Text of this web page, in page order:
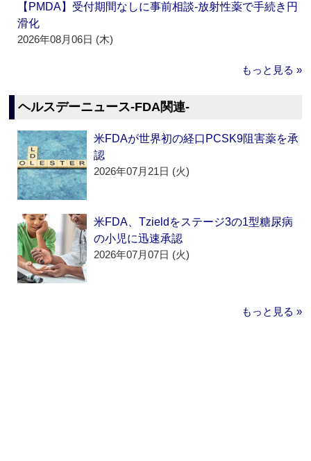
【PMDA】受付期間なしに事前相談‐放射性薬で手続き円
滑化
2026年08月06日 (木)
もっと見る »
ヘルスデーニュース‐FDA関連‐
米FDAが世界初の経口PCSK9阻害薬を承
認
2026年07月21日 (火)
米FDA、Tzieldをステージ3の1型糖尿病
の小児に迅速承認
2026年07月07日 (火)
もっと見る »